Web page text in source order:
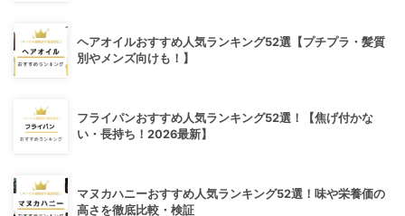
ヘアオイルおすすめ人気ランキング52選【プチプラ・髪質
別やメンズ向けも！】
フライパンおすすめ人気ランキング52選！【焦げ付かな
い・長持ち！2026最新】
マヌカハニーおすすめ人気ランキング52選！味や栄養価の
高さを徹底比較・検証